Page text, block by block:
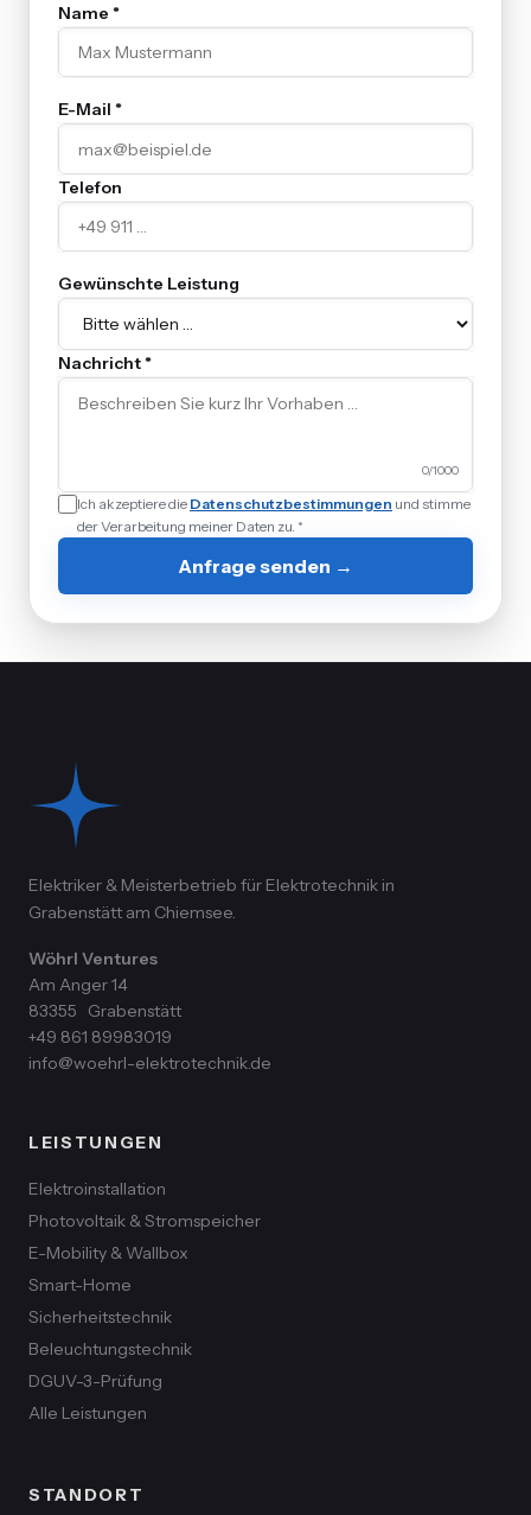
Name *
E-Mail *
Telefon
Gewünschte Leistung
Nachricht *
0/1000
Ich akzeptiere die Datenschutzbestimmungen und stimme
der Verarbeitung meiner Daten zu. *
Anfrage senden →
Elektriker & Meisterbetrieb für Elektrotechnik in
Grabenstätt am Chiemsee.
Wöhrl Ventures
Am Anger 14
83355
Grabenstätt
+49 861 89983019
info@woehrl-elektrotechnik.de
LEISTUNGEN
Elektroinstallation
Photovoltaik & Stromspeicher
E-Mobility & Wallbox
Smart-Home
Sicherheitstechnik
Beleuchtungstechnik
DGUV-3-Prüfung
Alle Leistungen
STANDORT